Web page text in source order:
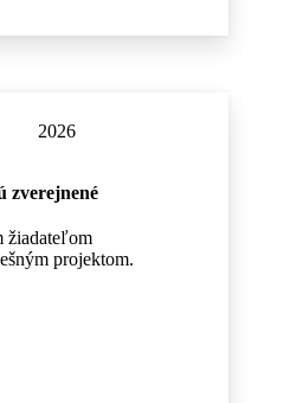
2026
zverejnené
žiadateľom
projektom.